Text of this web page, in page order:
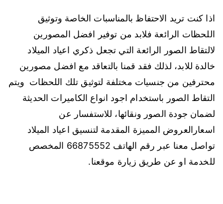
اذا كنت تريد الاحتفاظ بالمناسبات الخاصة وتوثيق
اللحظات الرائعة فلابد من توفير افضل المصورين
لالتقاط الصور الرائعة التي تجعل ذكري اعياد الميلاد
خالدة للابد، لذلك فقد قمنا بالتعاقد مع افضل مصورين
محترفين من جنسيات مختلفة لتوثيق تلك اللحظات ويتم
التقاط الصور باستخدام اجود انواع الكاميرات الحديثة
لضمان جودة الصور ونقائها، للاستفسار عن
اسعارالعروض المميزة المقدمة لتنسيق اعياد الميلاد
تواصل معنا عبر رقم الهاتف 66875552 المخصص
للخدمة او عن طريق زيارة موقعنا.